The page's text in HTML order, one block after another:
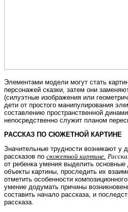
Элементами модели могут стать
персонажей сказки, затем они
(силуэтные изображения или
дети от простого манипулирования
составлению пространственной
непосредственно служит планом
РАССКАЗ ПО СЮЖЕТНОЙ КАРТИНЕ
Значительные трудности возникают у
рассказов по сюжетной картине.
от ребенка умения выделить
объекты картины, проследить их
отметить особенности
умение додумать причины
составить начало рассказа, и
рассказа.